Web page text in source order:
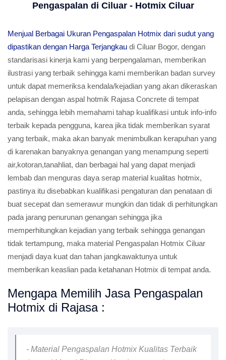
Pengaspalan di Ciluar - Hotmix Ciluar
Menjual Berbagai Ukuran Pengaspalan Hotmix dari sudut yang
dipastikan dengan Harga Terjangkau di Ciluar Bogor, dengan
standarisasi kinerja kami yang berpengalaman, memberikan
ilustrasi yang terbaik sehingga kami memberikan badan survey
untuk dapat memeriksa kendala/kejadian yang akan dikeraskan
pelapisan dengan aspal hotmik Rajasa Concrete di tempat
anda, sehingga lebih memahami tahap kualifikasi untuk info-info
terbaik kepada pengguna, karea jika tidak memberikan syarat
yang terbaik, maka akan banyak menimbulkan kerapuhan yang
di karenakan banyaknya genangan yang menampung seperti
air,kotoran,tanahliat, dan berbagai hal yang dapat menjadi
lembab dan menguras daya serap material kualitas hotmix,
pastinya itu disebabkan kualifikasi pengaturan dan penataan di
buat secepat dan semerawur mungkin dan tidak di perhitungkan
pada jarang penurunan genangan sehingga jika
memperhitungkan kejadian yang terbaik sehingga genangan
tidak tertampung, maka material Pengaspalan Hotmix Ciluar
menjadi daya kuat dan tahan jangkawaktunya untuk
memberikan keaslian pada ketahanan Hotmix di tempat anda.
Mengapa Memilih Jasa Pengaspalan
Hotmix di Rajasa :
- Material Pengaspalan Hotmix Kualitas Terbaik